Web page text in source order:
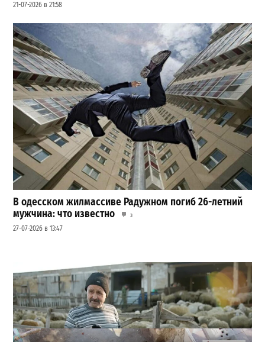
21-07-2026 в 21:58
В одесском жилмассиве Радужном погиб 26-летний
мужчина: что известно
3
27-07-2026 в 13:47
Шезлонги, бунгало и VIP-зоны: сколько придется
заплатить за отдых в Аркадии
21-07-2026 в 19:23
ВИБОР РЕДАКЦИИ